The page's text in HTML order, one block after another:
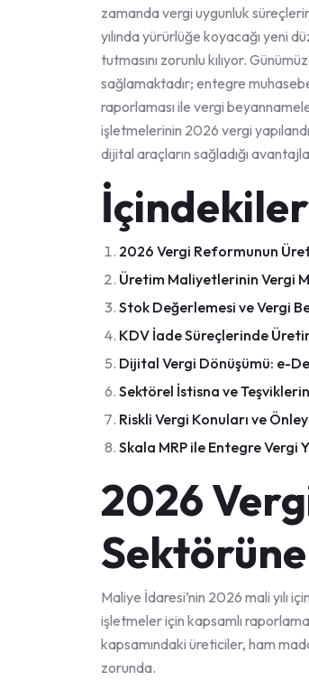
zamanda vergi uygunluk
yılında yürürlüğe koyacağı yeni
tutmasını zorunlu kılıyor.
sağlamaktadır; entegre
raporlaması ile vergi
işletmelerinin 2026 vergi
dijital araçların sağladığı
İçindekiler
2026 Vergi Reformunun
Üretim Maliyetlerinin Vergi
Stok Değerlemesi ve Vergi
KDV İade Süreçlerinde
Dijital Vergi Dönüşümü: e-
Sektörel İstisna ve Teşviklerin
Riskli Vergi Konuları ve
Skala MRP ile Entegre Vergi
2026
Maliye İdaresi’nin 2026 mali yılı
işletmeler için kapsamlı
kapsamındaki üreticiler, ham
zorunda.